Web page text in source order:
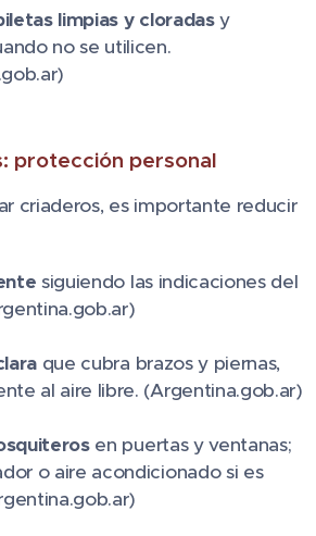
limpias y cloradasy
no se utilicen.
protección personal
criaderos, es importante reducir
siguiendo las indicaciones del
que cubra brazos y piernas,
al aire libre. (Argentina.gob.ar)
en puertas y ventanas;
o aire acondicionado si es